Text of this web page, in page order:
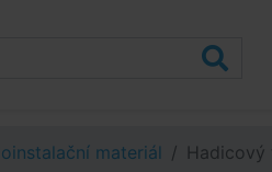
materiál Hadicový